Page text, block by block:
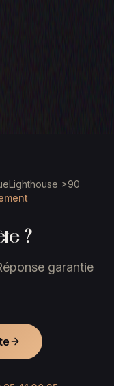
Lighthouse >90
?
garantie